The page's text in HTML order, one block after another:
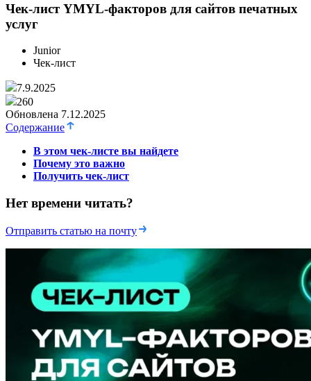
Чек-лист YMYL-факторов для сайтов печатных
услуг
Junior
Чек-лист
7.9.2025
260
Обновлена 7.12.2025
Содержание
В этом чек-листе вы найдете
Почему это важно
Получить чек-лист
Нет времени читать?
Отправить статью на почту